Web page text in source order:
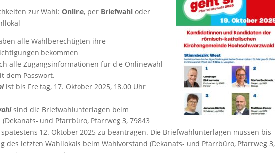
zur Wahl: Online, per Briefwahloder
alle Wahlberechtigten ihre
bekommen.
alle Zugangsinformationen für die Onlinewahl
dem Passwort.
ist bis Freitag, 17. Oktober 2025, 18.00 Uhr
sind die Briefwahlunterlagen beim
und Pfarrbüro, Pfarrweg 3, 79843
12. Oktober 2025 zu beantragen. Die Briefwahlunterlagen müssen bis
des letzten Wahllokals beim Wahlvorstand (Dekanats- und Pfarrbüro, Pfarrweg 3,